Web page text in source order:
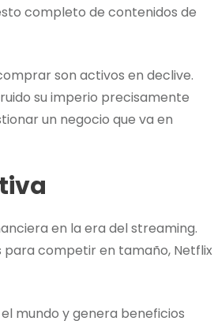
completo de contenidos de
son activos en declive.
su imperio precisamente
un negocio que va en
en la era del streaming.
para competir en tamaño, Netflix
mundo y genera beneficios